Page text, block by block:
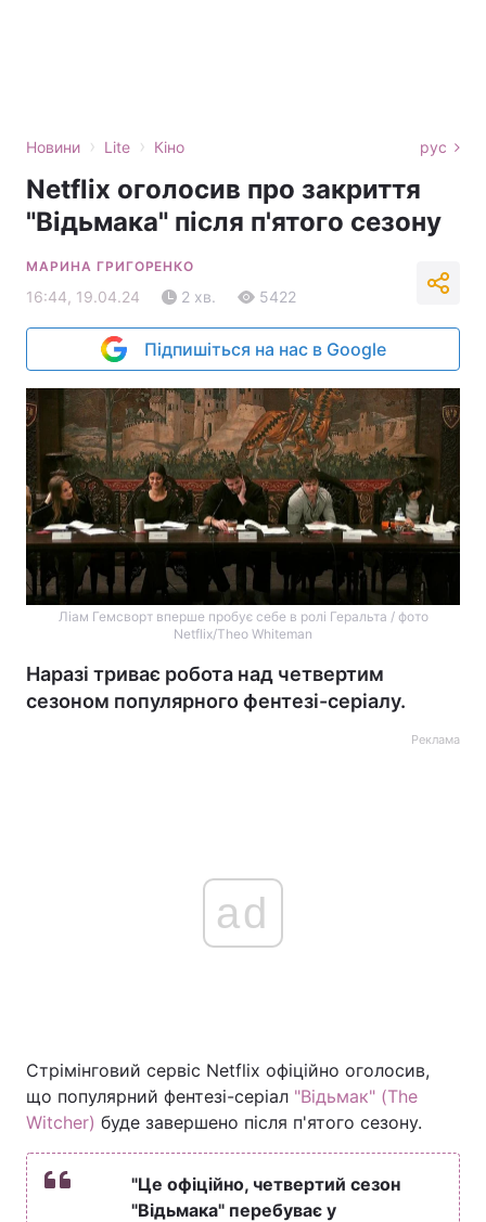
Новини › Lite › Кіно рус
Netflix оголосив про закриття
"Відьмака" після п'ятого сезону
МАРИНА ГРИГОРЕНКО
16:44, 19.04.24 2 хв. 5422
Підпишіться на нас в Google
Ліам Гемсворт вперше пробує себе в ролі Геральта / фото
Netflix/Theo Whiteman
Наразі триває робота над четвертим
сезоном популярного фентезі-серіалу.
Реклама
ad
Стрімінговий сервіс Netflix офіційно оголосив,
що популярний фентезі-серіал "Відьмак" (The
Witcher) буде завершено після п'ятого сезону.
"Це офіційно, четвертий сезон
"Відьмака" перебуває у